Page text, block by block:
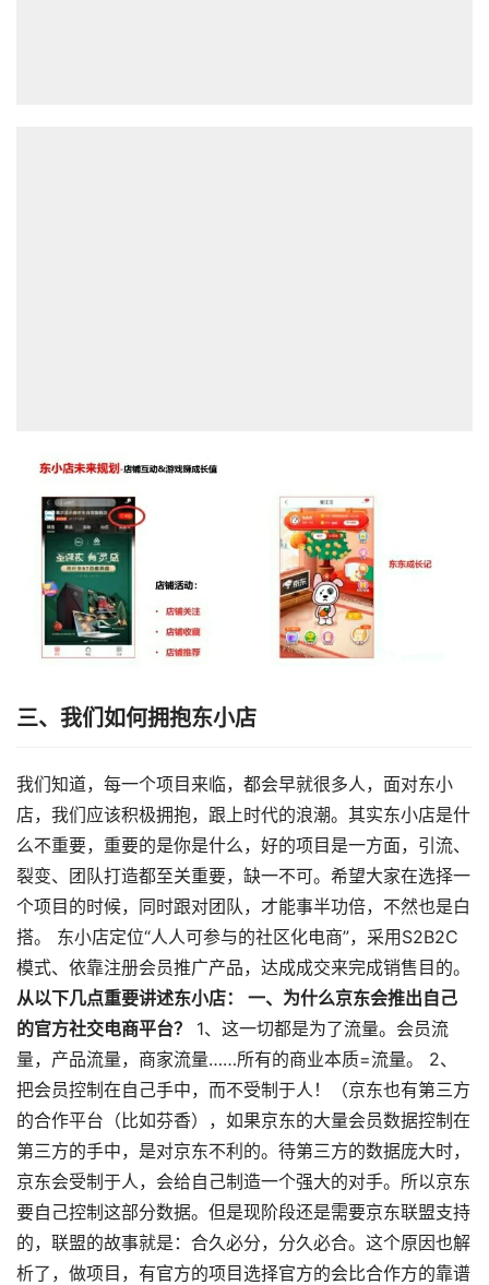
三、我们如何拥抱东小店
我们知道，每一个项目来临，都会早就很多人，面对东小
店，我们应该积极拥抱，跟上时代的浪潮。其实东小店是什
么不重要，重要的是你是什么，好的项目是一方面，引流、
裂变、团队打造都至关重要，缺一不可。希望大家在选择一
个项目的时候，同时跟对团队，才能事半功倍，不然也是白
搭。 东小店定位“人人可参与的社区化电商”，采用S2B2C
模式、依靠注册会员推广产品，达成成交来完成销售目的。
从以下几点重要讲述东小店： 一、为什么京东会推出自己
的官方社交电商平台？
1、这一切都是为了流量。会员流
量，产品流量，商家流量……所有的商业本质=流量。 2、
把会员控制在自己手中，而不受制于人！（京东也有第三方
的合作平台（比如芬香），如果京东的大量会员数据控制在
第三方的手中，是对京东不利的。待第三方的数据庞大时，
京东会受制于人，会给自己制造一个强大的对手。所以京东
要自己控制这部分数据。但是现阶段还是需要京东联盟支持
的，联盟的故事就是：合久必分，分久必合。这个原因也解
析了，做项目，有官方的项目选择官方的会比合作方的靠谱